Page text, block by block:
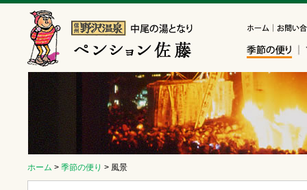
ホーム > 季節の便り > 風景